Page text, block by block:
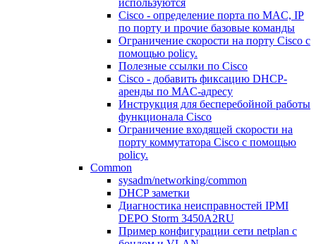
используются
Cisco - определение порта по MAC, IP
по порту и прочие базовые команды
Ограничение скорости на порту Cisco c
помощью policy.
Полезные ссылки по Cisco
Cisco - добавить фиксацию DHCP-
аренды по MAC-адресу
Инструкция для бесперебойной работы
функционала Cisco
Ограничение входящей скорости на
порту коммутатора Cisco c помощью
policy.
Common
sysadm/networking/common
DHCP заметки
Диагностика неисправностей IPMI
DEPO Storm 3450A2RU
Пример конфигурации сети netplan с